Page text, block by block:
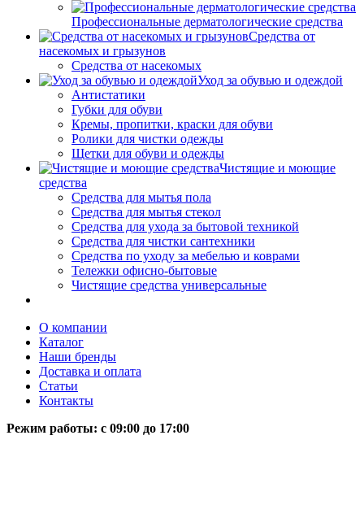
Профессиональные дерматологические средства
Средства от
насекомых и грызунов
Средства от насекомых
Уход за обувью и одеждой
Антистатики
Губки для обуви
Кремы, пропитки, краски для обуви
Ролики для чистки одежды
Щетки для обуви и одежды
Чистящие и моющие
средства
Средства для мытья пола
Средства для мытья стекол
Средства для ухода за бытовой техникой
Средства для чистки сантехники
Средства по уходу за мебелью и коврами
Тележки офисно-бытовые
Чистящие средства универсальные
О компании
Каталог
Наши бренды
Доставка и оплата
Статьи
Контакты
Режим работы: c 09:00 до 17:00